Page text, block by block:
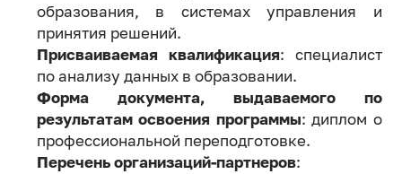
образования, в системах управления и
принятия решений.
Присваиваемая квалификация: специалист
по анализу данных в образовании.
Форма документа, выдаваемого по
результатам освоения программы: диплом о
профессиональной переподготовке.
Перечень организаций-партнеров: